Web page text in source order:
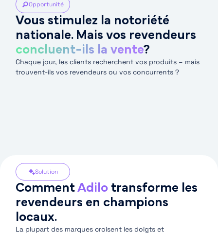
Opportunité
Vous stimulez la notoriété
nationale. Mais vos revendeurs
concluent-ils la vente?
Chaque jour, les clients recherchent vos produits – mais
trouvent-ils vos revendeurs ou vos concurrents ?
Solution
CommentAdilo transforme les
revendeurs en champions
locaux.
La plupart des marques croisent les doigts et